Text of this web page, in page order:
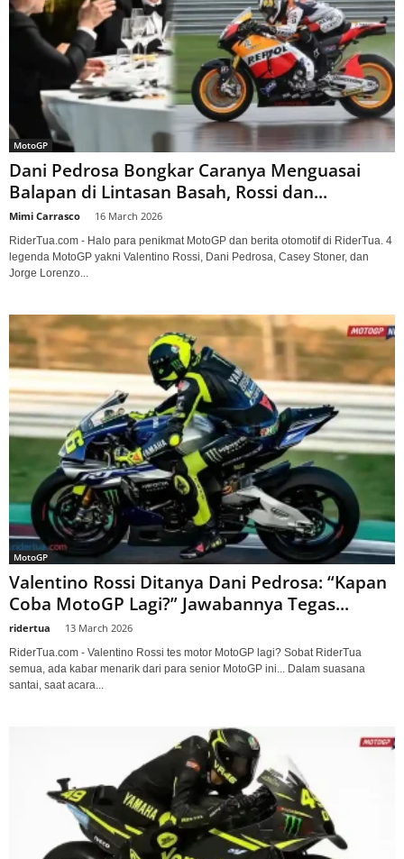
MotoGP
Dani Pedrosa Bongkar Caranya Menguasai
Balapan di Lintasan Basah, Rossi dan...
Mimi Carrasco 16 March 2026
RiderTua.com - Halo para penikmat MotoGP dan berita otomotif di RiderTua. 4
legenda MotoGP yakni Valentino Rossi, Dani Pedrosa, Casey Stoner, dan
Jorge Lorenzo...
MotoGP
Valentino Rossi Ditanya Dani Pedrosa: “Kapan
Coba MotoGP Lagi?” Jawabannya Tegas...
ridertua 13 March 2026
RiderTua.com - Valentino Rossi tes motor MotoGP lagi? Sobat RiderTua
semua, ada kabar menarik dari para senior MotoGP ini... Dalam suasana
santai, saat acara...